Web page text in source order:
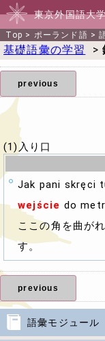
東京外国語大
Top > ポーランド語 >
語彙モジュール
基礎語彙の学習 >
previous
(1)入り口
Jak pani skręci
wejście do
ここの角を曲が
す。
previous